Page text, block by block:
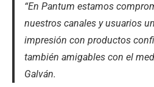
“En Pantum estamos
nuestros canales y usuarios
impresión con productos
también amigables con el
Galván.